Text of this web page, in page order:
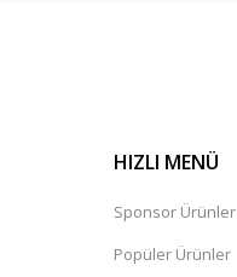
HIZLI MENÜ
Sponsor Ürünler
Popüler Ürünler